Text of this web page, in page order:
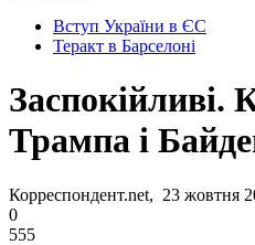
Вступ України в ЄС
Теракт в Барселоні
Заспокійливі.
Трампа і
Корреспондент.net, 23 жовтня
0
555